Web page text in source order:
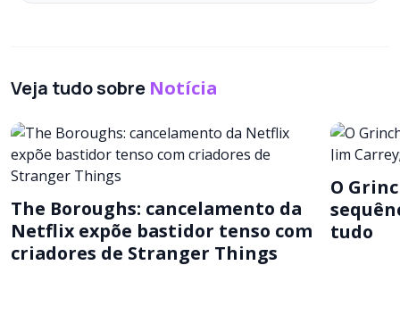
Veja tudo sobre Notícia
The Boroughs: cancelamento da
Netflix expõe bastidor tenso com
criadores de Stranger Things
O
tudo